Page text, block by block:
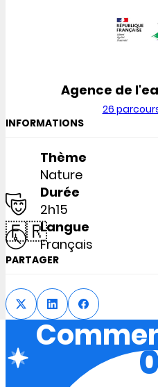
Agence de
26
INFORMATIONS
Thème
Nature
Durée
2h15
🇫🇷Langue
Français
PARTAGER